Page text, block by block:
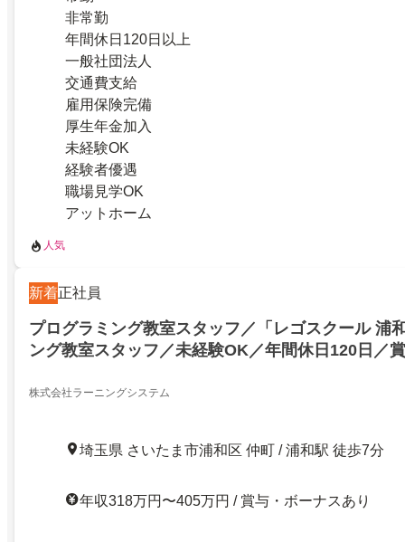
非常勤
年間休日120日以上
一般社団法人
交通費支給
雇用保険完備
厚生年金加入
未経験OK
経験者優遇
職場見学OK
アットホーム
人気
新着正社員
プログラミング教室スタッフ／「レゴスクール 浦
ング教室スタッフ／未経験OK／年間休日120日／
株式会社ラーニングシステム
埼玉県 さいたま市浦和区 仲町 / 浦和駅 徒歩7分
年収318万円〜405万円 / 賞与・ボーナスあり